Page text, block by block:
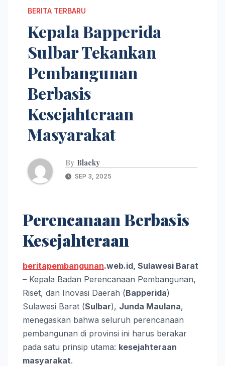
BERITA TERBARU
Kepala Bapperida
Sulbar Tekankan
Pembangunan
Berbasis
Kesejahteraan
Masyarakat
By Blacky
SEP 3, 2025
Perencanaan Berbasis
Kesejahteraan
beritapembangunan.web.id, Sulawesi Barat
– Kepala Badan Perencanaan Pembangunan,
Riset, dan Inovasi Daerah (Bapperida)
Sulawesi Barat (Sulbar), Junda Maulana,
menegaskan bahwa seluruh perencanaan
pembangunan di provinsi ini harus berakar
pada satu prinsip utama: kesejahteraan
masyarakat.